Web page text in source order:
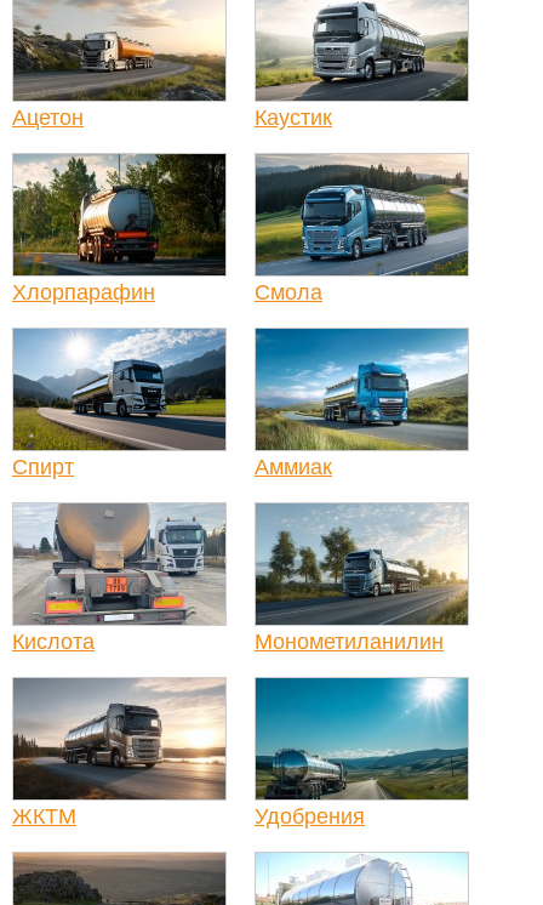
Ацетон Каустик
Хлорпарафин Смола
Спирт Аммиак
Кислота Монометиланилин
ЖКТМ Удобрения